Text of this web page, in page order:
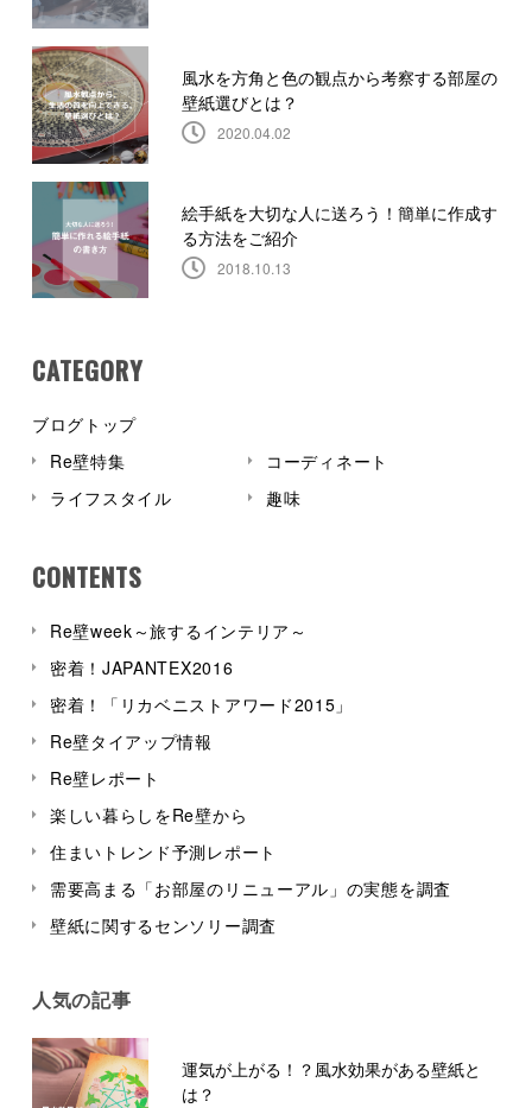
風水を方角と色の観点から考察する部屋の
壁紙選びとは？
2020.04.02
絵手紙を大切な人に送ろう！簡単に作成す
る方法をご紹介
2018.10.13
CATEGORY
ブログトップ
Re壁特集
コーディネート
ライフスタイル
趣味
CONTENTS
Re壁week～旅するインテリア～
密着！JAPANTEX2016
密着！「リカベニストアワード2015」
Re壁タイアップ情報
Re壁レポート
楽しい暮らしをRe壁から
住まいトレンド予測レポート
需要高まる「お部屋のリニューアル」の実態を調査
壁紙に関するセンソリー調査
人気の記事
運気が上がる！？風水効果がある壁紙と
は？